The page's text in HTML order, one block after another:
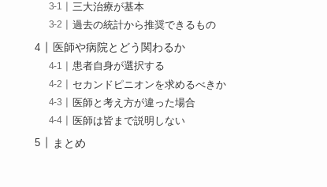
三大治療が基本
過去の統計から推奨できるもの
医師や病院とどう関わるか
患者自身が選択する
セカンドピニオンを求めるべきか
医師と考え方が違った場合
医師は皆まで説明しない
まとめ